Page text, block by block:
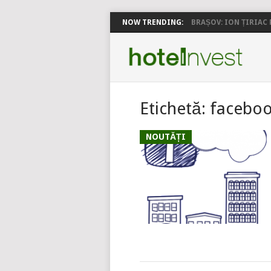
NOW TRENDING: BRAȘOV: ION ȚIRIAC
Etichetă:
NOUTĂȚI